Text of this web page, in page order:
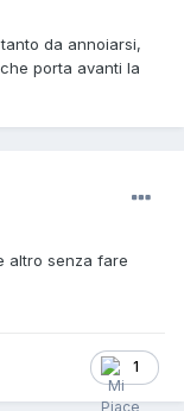
da annoiarsi,
porta avanti la
altro senza fare
1